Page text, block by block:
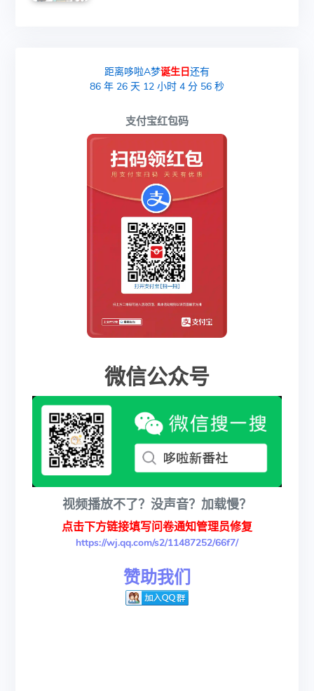
距离哆啦A梦诞生日还有
86 年26 天12 小时4 分56 秒
支付宝红包码
微信公众号
视频播放不了？没声音？加载慢？
点击下方链接填写问卷通知管理员修复
https://wj.qq.com/s2/11487252/66f7/
赞助我们